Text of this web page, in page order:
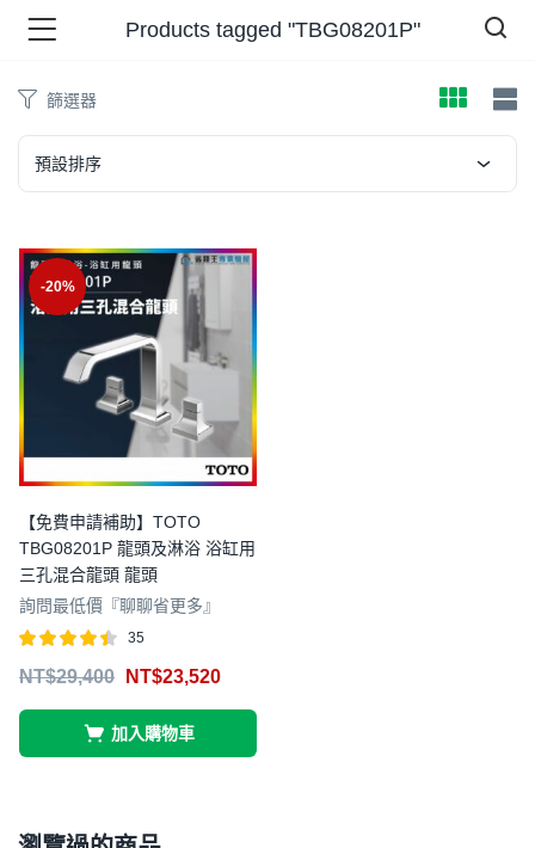
)
)
)
王 )
Products tagged "TBG08201P"
篩選器
預設排序
-20%
【免費申請補助】TOTO
TBG08201P 龍頭及淋浴 浴缸用
三孔混合龍頭 龍頭
詢問最低價『聊聊省更多』
4.43
35
NT$29,400 NT$23,520
加入購物車